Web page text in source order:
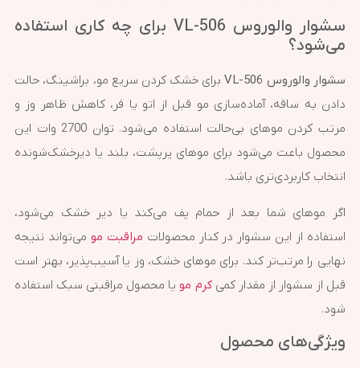
سشوار والوروس VL-506 برای چه کاری استفاده
می‌شود؟
سشوار والوروس VL-506
برای خشک کردن سریع مو، براشینگ، حالت
دادن به ساقه، آماده‌سازی مو قبل از اتو یا فر، کاهش ظاهر وز و
مرتب کردن موهای بی‌حالت استفاده می‌شود. توان 2700 وات این
محصول باعث می‌شود برای موهای پرپشت، بلند یا دیرخشک‌شونده
انتخاب کاربردی‌تری باشد.
اگر موهای شما بعد از حمام پف می‌کند یا دیر خشک می‌شود،
استفاده از این سشوار در کنار محصولات مراقبت مو می‌تواند نتیجه
نهایی را مرتب‌تر کند. برای موهای خشک، وز یا آسیب‌پذیر، بهتر است
قبل از سشوار از مقدار کمیکرم مویا محصول مراقبتی سبک استفاده
شود.
ویژگی‌های محصول